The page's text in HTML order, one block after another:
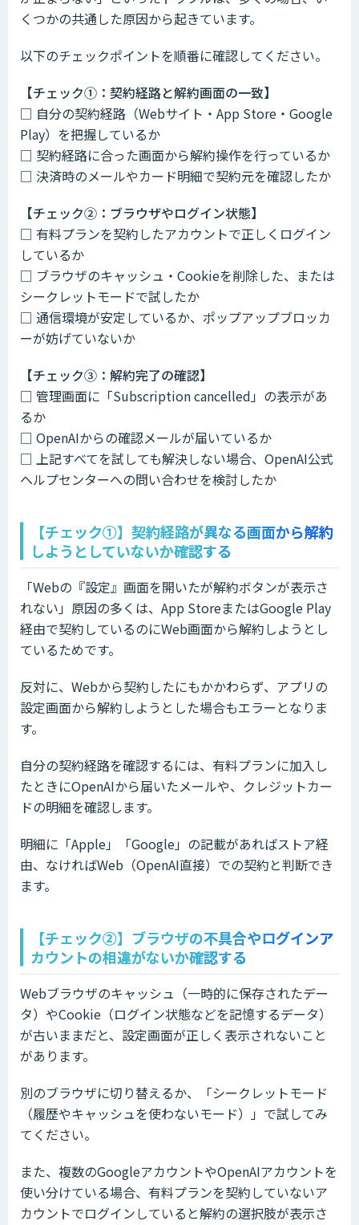
くつかの共通した原因から起きています。
以下のチェックポイントを順番に確認してください。
【チェック①：契約経路と解約画面の一致】
□ 自分の契約経路（Webサイト・App Store・Google
Play）を把握しているか
□ 契約経路に合った画面から解約操作を行っているか
□ 決済時のメールやカード明細で契約元を確認したか
【チェック②：ブラウザやログイン状態】
□ 有料プランを契約したアカウントで正しくログイン
しているか
□ ブラウザのキャッシュ・Cookieを削除した、または
シークレットモードで試したか
□ 通信環境が安定しているか、ポップアップブロッカ
ーが妨げていないか
【チェック③：解約完了の確認】
□ 管理画面に「Subscription cancelled」の表示があ
るか
□ OpenAIからの確認メールが届いているか
□ 上記すべてを試しても解決しない場合、OpenAI公式
ヘルプセンターへの問い合わせを検討したか
【チェック①】契約経路が異なる画面から解約
しようとしていないか確認する
「Webの『設定』画面を開いたが解約ボタンが表示さ
れない」原因の多くは、App StoreまたはGoogle Play
経由で契約しているのにWeb画面から解約しようとし
ているためです。
反対に、Webから契約したにもかかわらず、アプリの
設定画面から解約しようとした場合もエラーとなりま
す。
自分の契約経路を確認するには、有料プランに加入し
たときにOpenAIから届いたメールや、クレジットカー
ドの明細を確認します。
明細に「Apple」「Google」の記載があればストア経
由、なければWeb（OpenAI直接）での契約と判断でき
ます。
【チェック②】ブラウザの不具合やログインア
カウントの相違がないか確認する
Webブラウザのキャッシュ（一時的に保存されたデー
タ）やCookie（ログイン状態などを記憶するデータ）
が古いままだと、設定画面が正しく表示されないこと
があります。
別のブラウザに切り替えるか、「シークレットモード
（履歴やキャッシュを使わないモード）」で試してみ
てください。
また、複数のGoogleアカウントやOpenAIアカウントを
使い分けている場合、有料プランを契約していないア
カウントでログインしていると解約の選択肢が表示さ